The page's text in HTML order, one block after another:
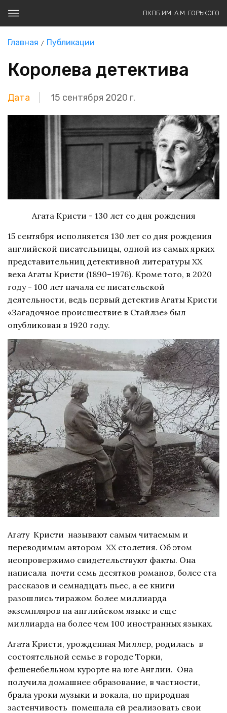
ПКПБ ИМ. А.М. ГОРЬКОГО
Главная Публикации
Королева детектива
Дата 15 сентября 2020 г.
Агата Кристи - 130 лет со дня рождения
15 сентября исполняется 130 лет со дня рождения
английской писательницы, одной из самых ярких
представительниц детективной литературы ХХ
века Агаты Кристи (1890–1976). Кроме того, в 2020
году - 100 лет начала ее писательской
деятельности, ведь первый детектив Агаты Кристи
«Загадочное происшествие в Стайлзе» был
опубликован в 1920 году.
Агату Кристи называют самым читаемым и
переводимым автором ХХ столетия. Об этом
неопровержимо свидетельствуют факты. Она
написала почти семь десятков романов, более ста
рассказов и семнадцать пьес, а ее книги
разошлись тиражом более миллиарда
экземпляров на английском языке и еще
миллиарда на более чем 100 иностранных языках.
Агата Кристи, урожденная Миллер, родилась в
состоятельной семье в городе Торки,
фешенебельном курорте на юге Англии. Она
получила домашнее образование, в частности,
брала уроки музыки и вокала, но природная
застенчивость помешала ей реализовать свои